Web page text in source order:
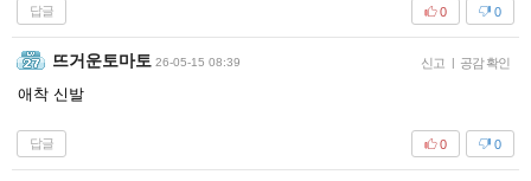
답글 0
0
뜨거운토마토 26-05-15 08:39 신고 | 공감 확인
애착 신발
답글 0
0